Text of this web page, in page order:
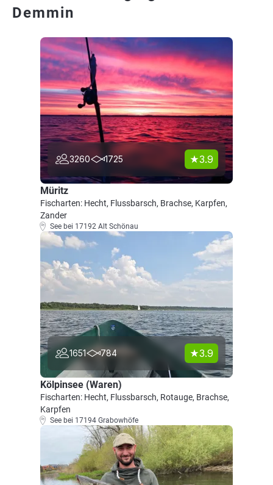
Demmin
3260 1725 3.9
Müritz
Fischarten: Hecht, Flussbarsch, Brachse, Karpfen,
Zander
See bei 17192 Alt Schönau
1651 784 3.9
Kölpinsee (Waren)
Fischarten: Hecht, Flussbarsch, Rotauge, Brachse,
Karpfen
See bei 17194 Grabowhöfe